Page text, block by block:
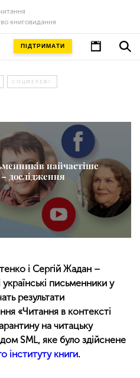
книговидання
ПІДТРИМАТИ
СОЦМЕРЕЖІ
найчастіше
дослідження
і Сергій Жадан –
українські письменники у
результати
«Читання в контексті
на читацьку
SML, яке було здійснене
інституту книги.